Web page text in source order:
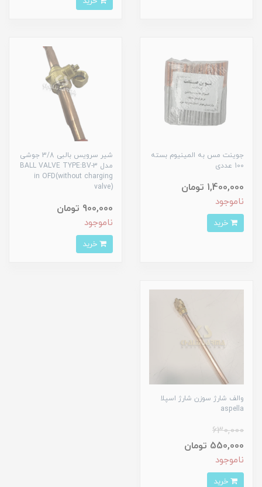
جوینت مس به المینیوم بسته
100 عددی
1,400,000 تومان
ناموجود
شیر سرویس بالبی 3/8 جوشی
مدل BALL VALVE TYPE:BV-3
in OFD(without charging
valve)
900,000 تومان
ناموجود
والف شارژ سوزن شارژ اسپلا
aspella
630,000
550,000 تومان
ناموجود